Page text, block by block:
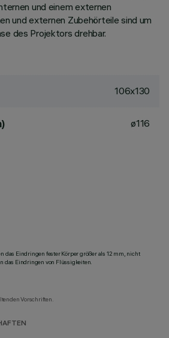
und einem externen
und externen Zubehörteile sind um
des Projektors drehbar.
106x130
ø116
das Eindringen fester Körper größer als 12 mm, nicht
das Eindringen von Flüssigkeiten.
Vorschriften.